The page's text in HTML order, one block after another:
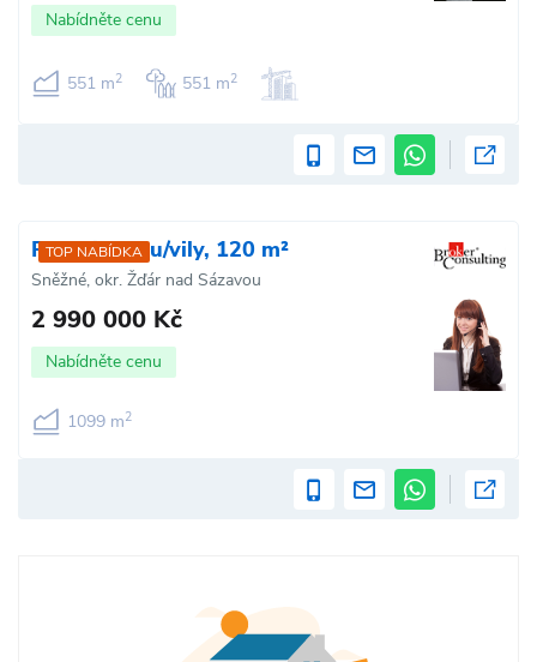
Nabídněte cenu
551 m2 551 m2
TOP NABÍDKA
Prodej domu/vily, 120 m²
Sněžné, okr. Žďár nad Sázavou
2 990 000 Kč
Nabídněte cenu
1099 m2